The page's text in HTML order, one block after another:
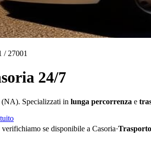
/ 27001
24/7
(NA). Specializzati in lunga percorrenza e
verifichiamo se disponibile a Casoria·